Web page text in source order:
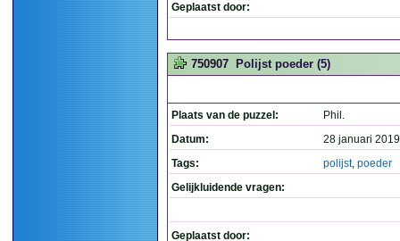
Geplaatst door:
750907 Polijst poeder (5)
Plaats van de puzzel:
Phil.
Datum:
28 januari
Tags:
polijst, poeder
Gelijkluidende vragen:
Geplaatst door: